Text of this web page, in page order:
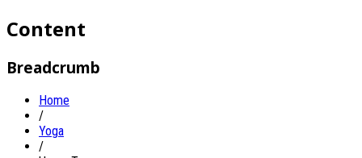
Content
Breadcrumb
Home
/
Yoga
/